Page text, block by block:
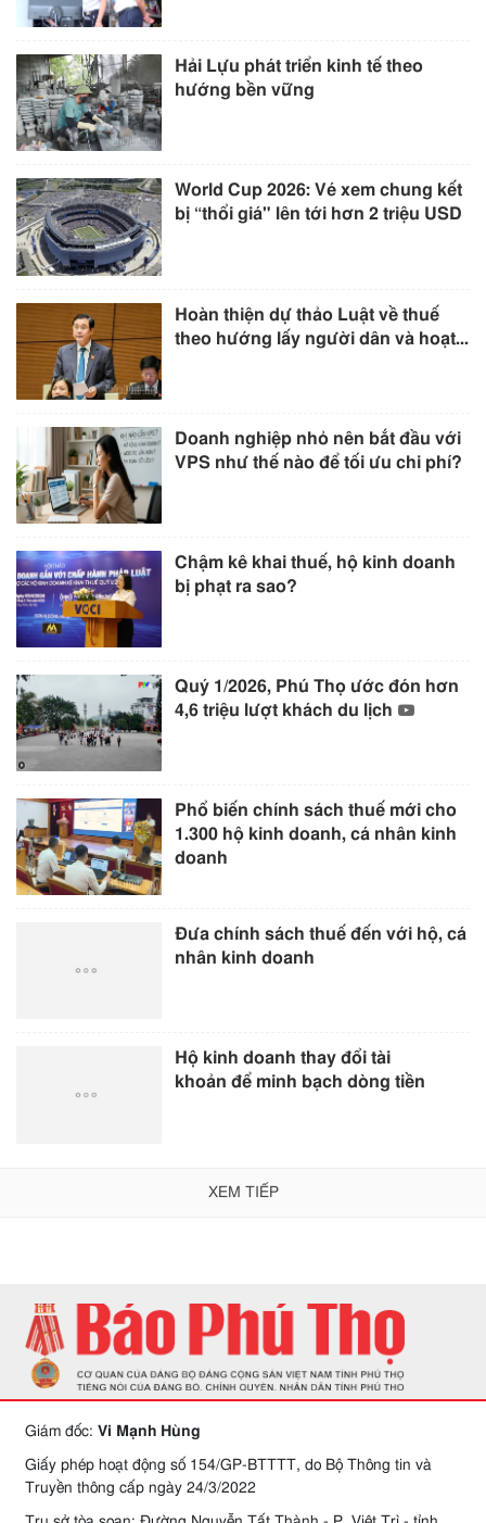
Hải Lựu phát triển kinh tế theo
hướng bền vững
World Cup 2026: Vé xem chung kết
bị “thổi giá" lên tới hơn 2 triệu USD
Hoàn thiện dự thảo Luật về thuế
theo hướng lấy người dân và hoạt...
Doanh nghiệp nhỏ nên bắt đầu với
VPS như thế nào để tối ưu chi phí?
Chậm kê khai thuế, hộ kinh doanh
bị phạt ra sao?
Quý 1/2026, Phú Thọ ước đón hơn
4,6 triệu lượt khách du lịch
Phổ biến chính sách thuế mới cho
1.300 hộ kinh doanh, cá nhân kinh
doanh
Đưa chính sách thuế đến với hộ, cá
nhân kinh doanh
Hộ kinh doanh thay đổi tài
khoản để minh bạch dòng tiền
XEM TIẾP
Giám đốc: Vi Mạnh Hùng
Giấy phép hoạt động số 154/GP-BTTTT, do Bộ Thông tin và
Truyền thông cấp ngày 24/3/2022